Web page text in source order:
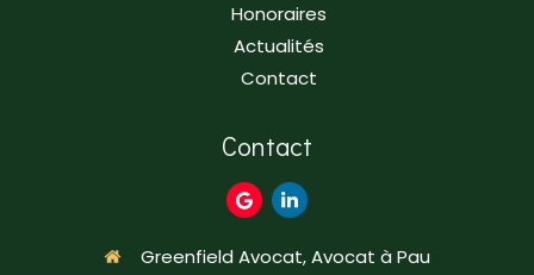
Honoraires
Actualités
Contact
Contact
Greenfield Avocat, Avocat à Pau